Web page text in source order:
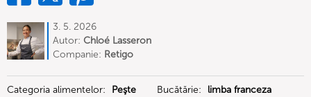
3. 5. 2026
Autor: Chloé Lasseron
Companie: Retigo
Categoria alimentelor: Peşte Bucătărie: limba franceza